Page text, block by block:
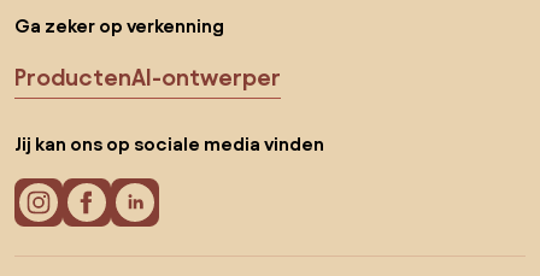
Ga zeker op verkenning
ProductenAI-ontwerper
Jij kan ons op sociale media vinden